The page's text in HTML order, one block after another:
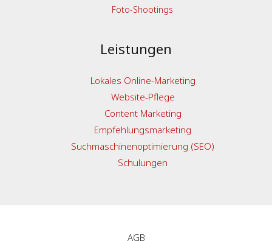
Foto-Shootings
Leistungen
Lokales Online-Marketing
Website-Pflege
Content Marketing
Empfehlungsmarketing
Suchmaschinenoptimierung (SEO)
Schulungen
AGB